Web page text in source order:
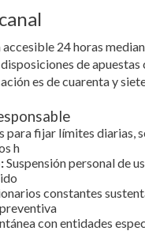
24 horas
de
es de cuarenta y
para fijar límites diarias,
h
Suspensión personal de
constantes
con entidades